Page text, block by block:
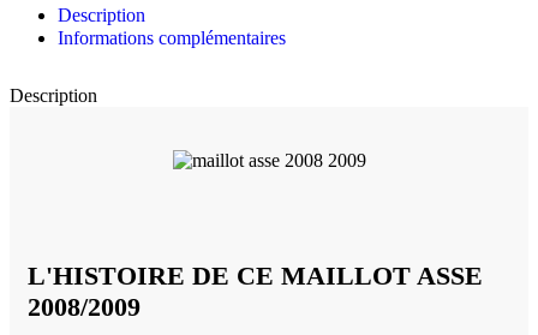
Description
Informations complémentaires
Description
L'HISTOIRE DE CE MAILLOT ASSE
2008/2009